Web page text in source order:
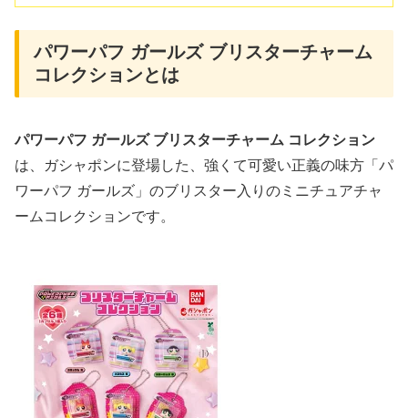
パワーパフ ガールズ ブリスターチャーム
コレクションとは
パワーパフ ガールズ ブリスターチャーム コレクション
は、ガシャポンに登場した、強くて可愛い正義の味方「パ
ワーパフ ガールズ」のブリスター入りのミニチュアチャ
ームコレクションです。